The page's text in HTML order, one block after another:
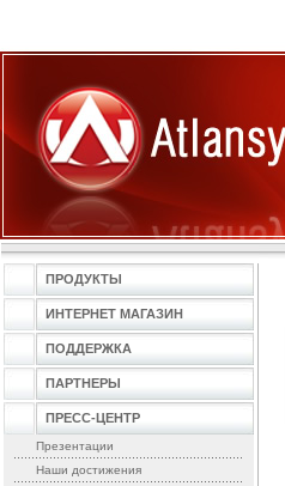
ПРОДУКТЫ
ИНТЕРНЕТ МАГАЗИН
ПОДДЕРЖКА
ПАРТНЕРЫ
ПРЕСС-ЦЕНТР
Презентации
Наши достижения